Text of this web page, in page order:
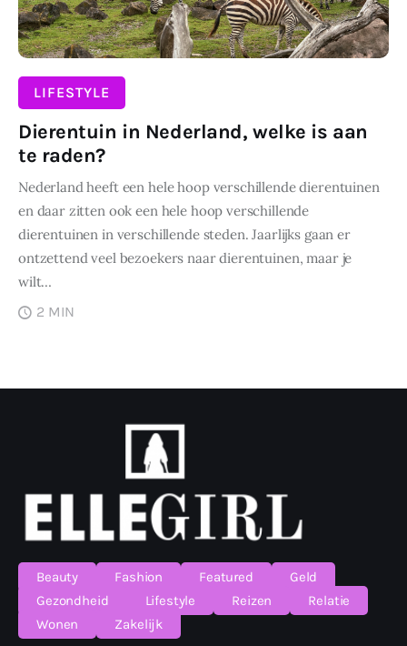
LIFESTYLE
Dierentuin in Nederland, welke is aan
te raden?
Nederland heeft een hele hoop verschillende dierentuinen
en daar zitten ook een hele hoop verschillende
dierentuinen in verschillende steden. Jaarlijks gaan er
ontzettend veel bezoekers naar dierentuinen, maar je
wilt…
2 MIN
Beauty Fashion Featured
Geld
Gezondheid
Lifestyle Reizen
Relatie
Wonen
Zakelijk